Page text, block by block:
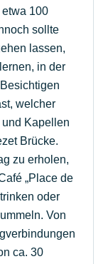
100
sollte
lassen,
in der
welcher
Kapellen
Brücke.
zu erholen,
„Place de
oder
Von
ca. 30